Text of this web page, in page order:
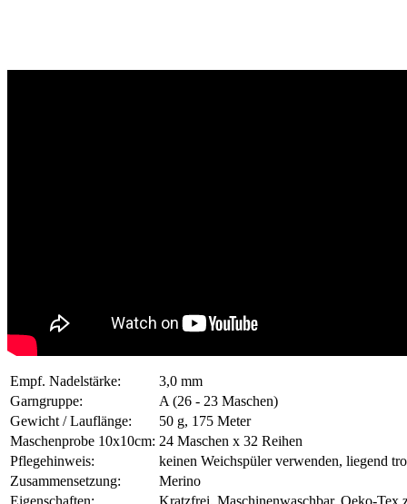
Empf. Nadelstärke:
3,0 mm
Garngruppe:
A (26 - 23 Maschen)
Gewicht / Lauflänge:
50 g, 175 Meter
Maschenprobe 10x10cm: 24 Maschen x 32 Reihen
Pflegehinweis:
keinen Weichspüler verwenden, liegend
Zusammensetzung:
Merino
Eigenschaften:
Kratzfrei, Maschinenwaschbar, Oeko-Tex